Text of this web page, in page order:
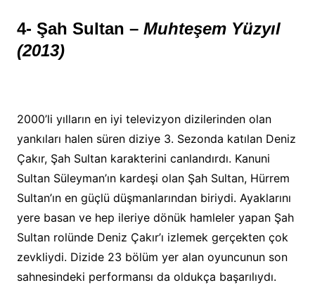
4- Şah Sultan – Muhteşem Yüzyıl
(2013)
2000’li yılların en iyi televizyon dizilerinden olan
yankıları halen süren diziye 3. Sezonda katılan Deniz
Çakır, Şah Sultan karakterini canlandırdı. Kanuni
Sultan Süleyman’ın kardeşi olan Şah Sultan, Hürrem
Sultan’ın en güçlü düşmanlarından biriydi. Ayaklarını
yere basan ve hep ileriye dönük hamleler yapan Şah
Sultan rolünde Deniz Çakır’ı izlemek gerçekten çok
zevkliydi. Dizide 23 bölüm yer alan oyuncunun son
sahnesindeki performansı da oldukça başarılıydı.